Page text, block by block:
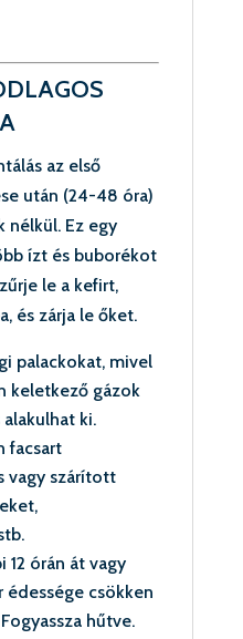
az első
után (24-48 óra)
nélkül. Ez egy
ízt és buborékot
le a kefirt,
és zárja le őket.
palackokat, mivel
keletkező gázok
ki.
facsart
vagy szárított
12 órán át vagy
édessége csökken
hűtve.